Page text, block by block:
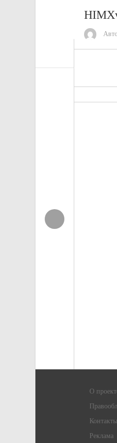
О
Контакты
Реклама